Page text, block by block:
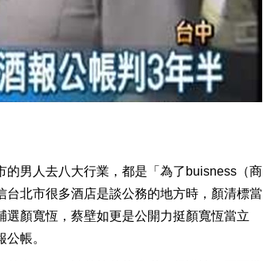
男人去八大行業，都是「為了buisness（商
北市很多酒店是談公務的地方時，顏清標當
顏寬恆，蔡壁如更是公開力挺顏寬恆當立
帳。